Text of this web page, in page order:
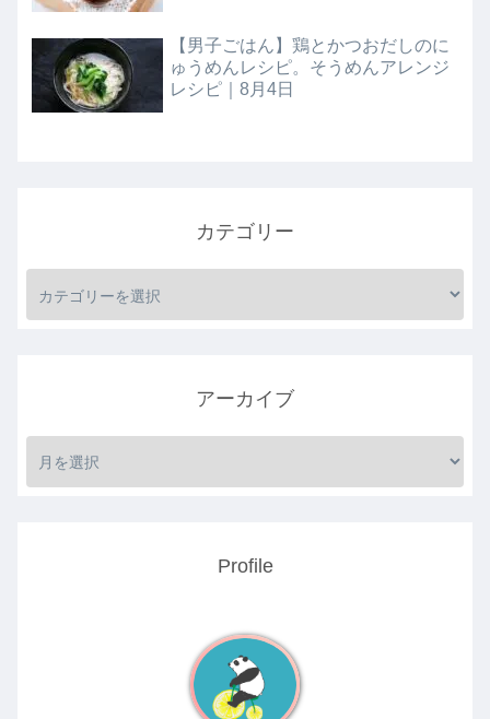
【男子ごはん】鶏とかつおだしのに
ゅうめんレシピ。そうめんアレンジ
レシピ｜8月4日
カテゴリー
アーカイブ
Profile